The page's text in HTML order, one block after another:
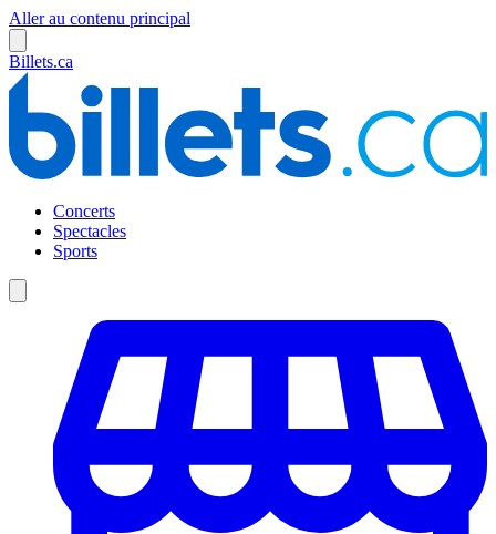
Aller au contenu principal
Billets.ca
Concerts
Spectacles
Sports